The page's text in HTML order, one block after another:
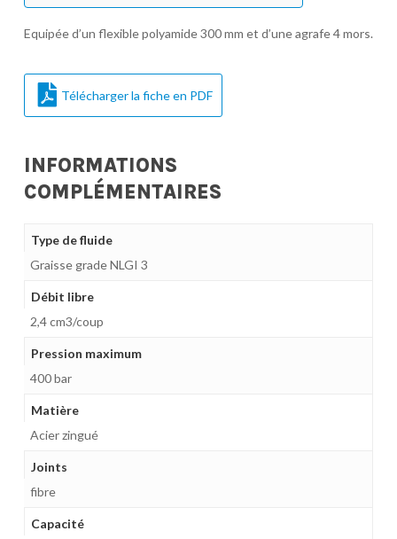
Equipée d’un flexible polyamide 300 mm et d’une agrafe 4 mors.
Télécharger la fiche en PDF
INFORMATIONS
COMPLÉMENTAIRES
Type de fluide
Graisse grade NLGI 3
Débit libre
2,4 cm3/coup
Pression maximum
400 bar
Matière
Acier zingué
Joints
fibre
Capacité